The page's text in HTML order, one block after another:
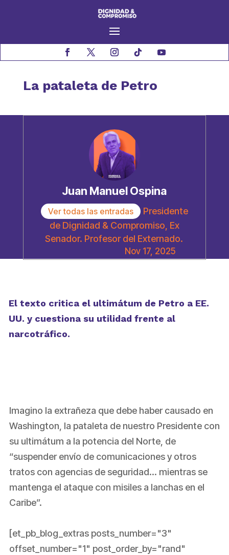
La pataleta de Petro
Juan Manuel Ospina
Ver todas las entradas
Presidente
de Dignidad & Compromiso, Ex
Senador. Profesor del Externado.
Nov 17, 2025
El texto critica el ultimátum de Petro a EE.
UU. y cuestiona su utilidad frente al
narcotráfico.
Imagino la extrañeza que debe haber causado en
Washington, la pataleta de nuestro Presidente con
su ultimátum a la potencia del Norte, de
“suspender envío de comunicaciones y otros
tratos con agencias de seguridad… mientras se
mantenga el ataque con misiles a lanchas en el
Caribe”.
[et_pb_blog_extras posts_number="3"
offset_number="1" post_order_by="rand"